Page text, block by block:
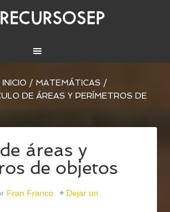
INICIO / MATEMÁTICAS /
DE ÁREAS Y PERÍMETROS DE
áreas y
de objetos
Fran Franco
Dejar un